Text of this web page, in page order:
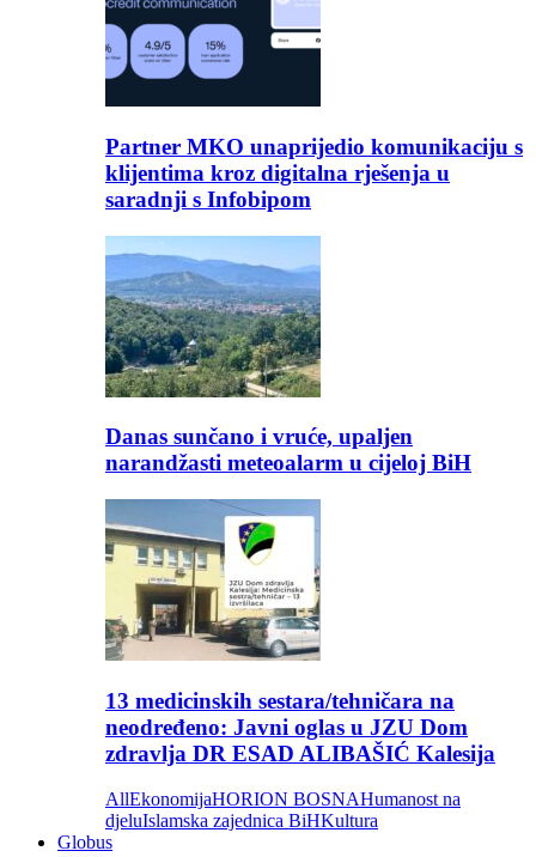
Partner MKO unaprijedio komunikaciju s
klijentima kroz digitalna rješenja u
saradnji s Infobipom
Danas sunčano i vruće, upaljen
narandžasti meteoalarm u cijeloj BiH
13 medicinskih sestara/tehničara na
neodređeno: Javni oglas u JZU Dom
zdravlja DR ESAD ALIBAŠIĆ Kalesija
AllEkonomijaHORION BOSNAHumanost na
djeluIslamska zajednica BiHKultura
Globus